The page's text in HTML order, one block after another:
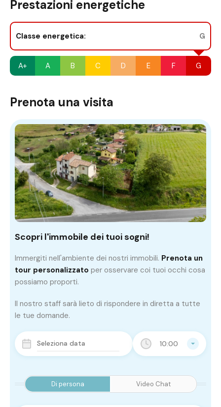
Prestazioni energetiche
Classe energetica: G
A+ A B C D E F G
Prenota una visita
10:00
Di persona Video Chat
Scopri l'immobile dei tuoi sogni!
Immergiti nell'ambiente dei nostri immobili. Prenota un
tour personalizzato per osservare coi tuoi occhi cosa
possiamo proporti.
Il nostro staff sarà lieto di rispondere in diretta a tutte
le tue domande.